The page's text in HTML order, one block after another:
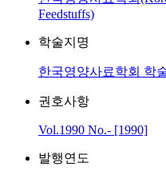
Feedstuffs)
학술지명
한국영양사료학회 학
권호사항
Vol.1990 No.- [1990]
발행연도